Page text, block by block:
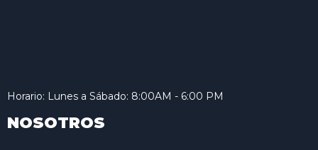
Horario: Lunes a Sábado: 8:00AM - 6:00 PM
NOSOTROS